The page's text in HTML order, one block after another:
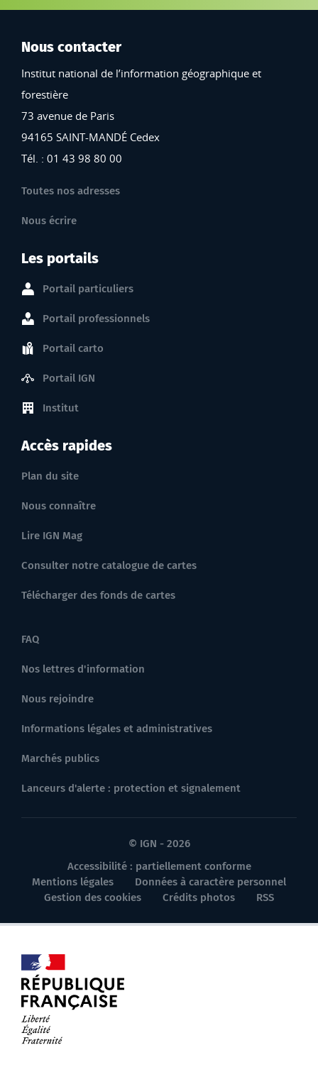
Nous contacter
Institut national de l’information géographique et
forestière
73 avenue de Paris
94165 SAINT-MANDÉ Cedex
Tél. : 01 43 98 80 00
Toutes nos adresses
Nous écrire
Les portails
Portail particuliers
Portail professionnels
Portail carto
Portail IGN
Institut
Accès rapides
Plan du site
Nous connaître
Lire IGN Mag
Consulter notre catalogue de cartes
Télécharger des fonds de cartes
FAQ
Nos lettres d'information
Nous rejoindre
Informations légales et administratives
Marchés publics
Lanceurs d'alerte : protection et signalement
© IGN - 2026
Accessibilité : partiellement conforme
Mentions légales
Données à caractère personnel
Gestion des cookies
Crédits photos RSS